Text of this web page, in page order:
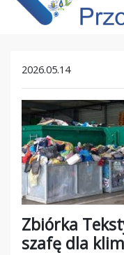
2026.05.14
Zbiórka
szafę dla